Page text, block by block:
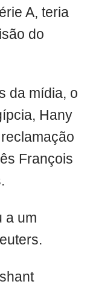
A, teria
do
da mídia, o
Hany
François
a um